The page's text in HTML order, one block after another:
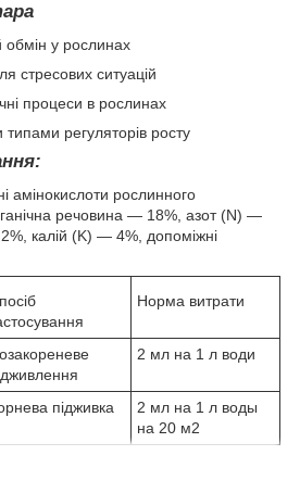
у рослинах
стресових ситуацій
процеси в рослинах
регуляторів росту
амінокислоти рослинного
речовина — 18%, азот (N) —
калій (K) — 4%, допоміжні
Норма витрати
2 мл на 1 л води
підживка
2 мл на 1 л воды
на 20 м2